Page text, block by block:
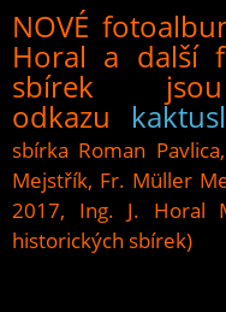
NOVÉ
Horal a další
sbírek
odkazu
sbírka Roman
Mejstřík, Fr. Müller
2017, Ing. J. Horal
historických sbírek)